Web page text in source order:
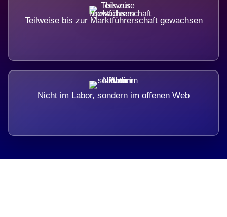
Teilweise bis zur Marktführerschaft gewachsen
Nicht im Labor, sondern im offenen Web